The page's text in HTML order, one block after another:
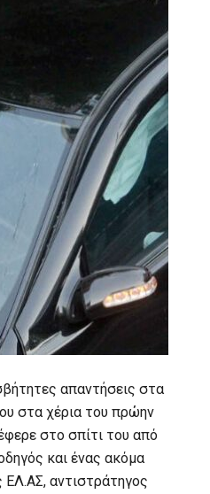
απαντήσεις στα
στα χέρια του πρώην
στο σπίτι του από
και ένας ακόμα
ΕΛ.ΑΣ, αντιστράτηγος